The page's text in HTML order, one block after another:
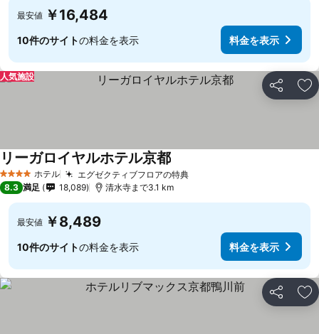
最安値 ￥16,484
10件のサイトの料金を表示 料金を表示
シェア お
人気施設
4 ホテルのランク
ホテル エグゼクティブフロアの特典
リーガロイヤルホテル京都
8.3 満足 18,089 清水寺まで3.1 km
最安値 ￥8,489
10件のサイトの料金を表示 料金を表示
シェア お